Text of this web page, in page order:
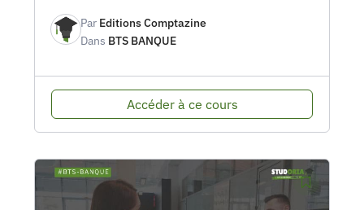
Par Editions Comptazine
Dans BTS BANQUE
Accéder à ce cours